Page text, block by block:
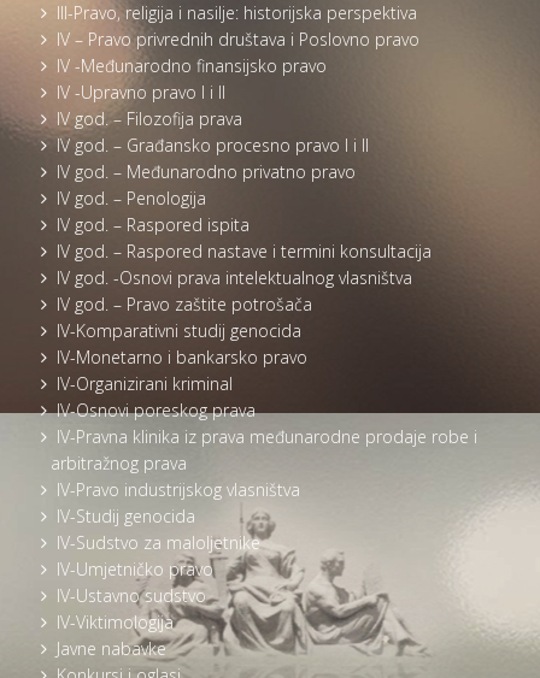
III-Pravo, religija i nasilje: historijska perspektiva
IV – Pravo privrednih društava i Poslovno pravo
IV -Međunarodno finansijsko pravo
IV -Upravno pravo I i II
IV god. – Filozofija prava
IV god. – Građansko procesno pravo I i II
IV god. – Međunarodno privatno pravo
IV god. – Penologija
IV god. – Raspored ispita
IV god. – Raspored nastave i termini konsultacija
IV god. -Osnovi prava intelektualnog vlasništva
IV god. – Pravo zaštite potrošača
IV-Komparativni studij genocida
IV-Monetarno i bankarsko pravo
IV-Organizirani kriminal
IV-Osnovi poreskog prava
IV-Pravna klinika iz prava međunarodne prodaje robe i
arbitražnog prava
IV-Pravo industrijskog vlasništva
IV-Studij genocida
IV-Sudstvo za maloljetnike
IV-Umjetničko pravo
IV-Ustavno sudstvo
IV-Viktimologija
Javne nabavke